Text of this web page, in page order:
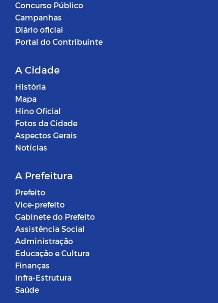
Concurso Público
Campanhas
Diário oficial
Portal do Contribuinte
A Cidade
História
Mapa
Hino Oficial
Fotos da Cidade
Aspectos Gerais
Notícias
A Prefeitura
Prefeito
Vice-prefeito
Gabinete do Prefeito
Assistência Social
Administração
Educação e Cultura
Finanças
Infra-Estrutura
Saúde